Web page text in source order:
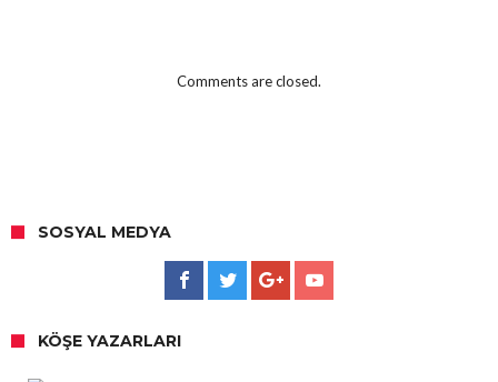
Comments are closed.
SOSYAL MEDYA
KÖŞE YAZARLARI